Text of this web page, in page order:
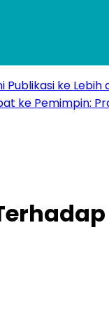
ke
ke Pemimpin: